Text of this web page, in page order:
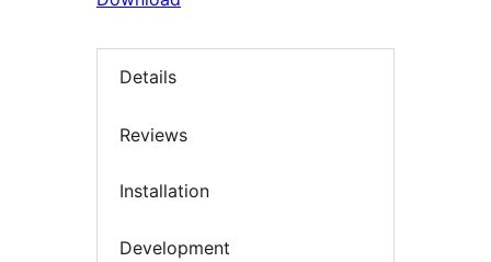
Details
Reviews
Installation
Development